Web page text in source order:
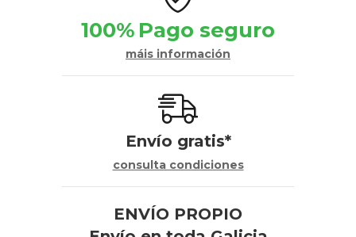
100% Pago seguro
máis información
Envío gratis*
consulta condiciones
ENVÍO PROPIO